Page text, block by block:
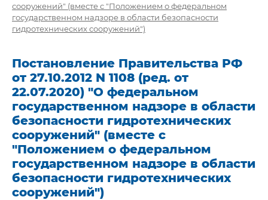
сооружений" (вместе с "Положением о федеральном
государственном надзоре в области безопасности
гидротехнических сооружений")
Постановление Правительства РФ
от 27.10.2012 N 1108 (ред. от
22.07.2020) "О федеральном
государственном надзоре в области
безопасности гидротехнических
сооружений" (вместе с
"Положением о федеральном
государственном надзоре в области
безопасности гидротехнических
сооружений")